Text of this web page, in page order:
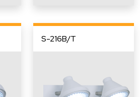
S-216B/T